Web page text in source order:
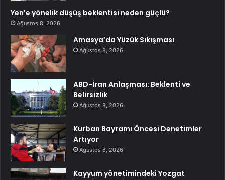
Yen’e yönelik düşüş beklentisi neden güçlü?
Ağustos 8, 2026
Amasya’da Yüzük Sıkışması
Ağustos 8, 2026
ABD-İran Anlaşması: Beklenti ve
Belirsizlik
Ağustos 8, 2026
Kurban Bayramı Öncesi Denetimler
Artıyor
Ağustos 8, 2026
Kayyum yönetimindeki Yozgat